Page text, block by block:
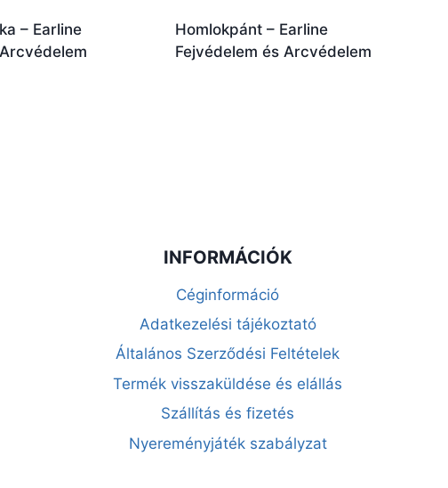
– Earline
Homlokpánt – Earline
Fejvédelem és Arcvédelem
INFORMÁCIÓK
Céginformáció
Adatkezelési tájékoztató
Általános Szerződési Feltételek
Termék visszaküldése és elállás
Szállítás és fizetés
Nyereményjáték szabályzat